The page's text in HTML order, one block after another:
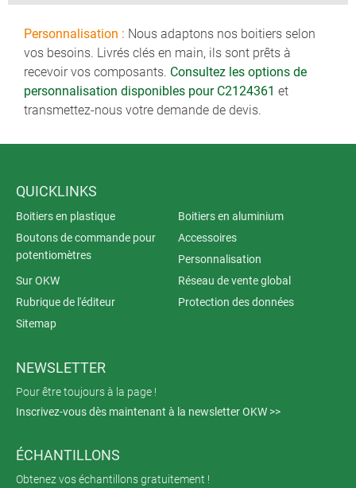
Personnalisation : Nous adaptons nos boitiers selon
vos besoins. Livrés clés en main, ils sont prêts à
recevoir vos composants. Consultez les options de
personnalisation disponibles pour C2124361 et
transmettez-nous votre demande de devis.
QUICKLINKS
Boitiers en plastique
Boitiers en aluminium
Boutons de commande pour
potentiomètres
Accessoires
Personnalisation
Sur OKW
Réseau de vente global
Rubrique de l'éditeur
Protection des données
Sitemap
NEWSLETTER
Pour être toujours à la page !
Inscrivez-vous dès maintenant à la newsletter OKW >>
ÉCHANTILLONS
Obtenez vos échantillons gratuitement !